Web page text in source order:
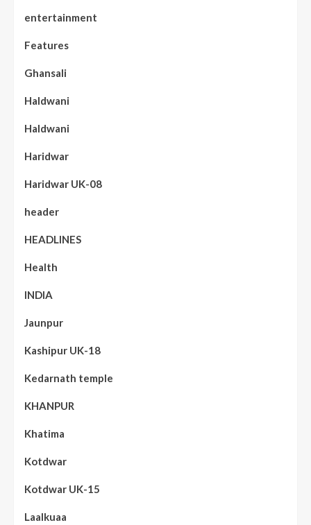
entertainment
Features
Ghansali
Haldwani
Haldwani
Haridwar
Haridwar UK-08
header
HEADLINES
Health
INDIA
Jaunpur
Kashipur UK-18
Kedarnath temple
KHANPUR
Khatima
Kotdwar
Kotdwar UK-15
Laalkuaa